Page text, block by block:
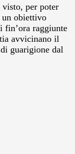
per poter
un obiettivo
fin’ora raggiunte
avvicinano il
guarigione dal